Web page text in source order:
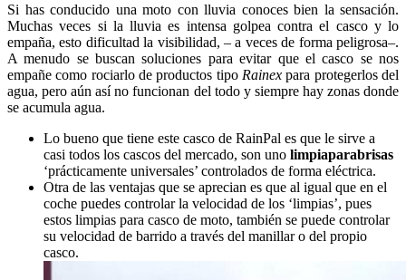
Si has conducido una moto con lluvia conoces bien la sensación.
Muchas veces si la lluvia es intensa golpea contra el casco y lo
empaña, esto dificultad la visibilidad, – a veces de forma peligrosa–.
A menudo se buscan soluciones para evitar que el casco se nos
empañe como rociarlo de productos tipo Rainex para protegerlos del
agua, pero aún así no funcionan del todo y siempre hay zonas donde
se acumula agua.
Lo bueno que tiene este casco de RainPal es que le sirve a
casi todos los cascos del mercado, son uno limpiaparabrisas
‘prácticamente universales’ controlados de forma eléctrica.
Otra de las ventajas que se aprecian es que al igual que en el
coche puedes controlar la velocidad de los ‘limpias’, pues
estos limpias para casco de moto, también se puede controlar
su velocidad de barrido a través del manillar o del propio
casco.